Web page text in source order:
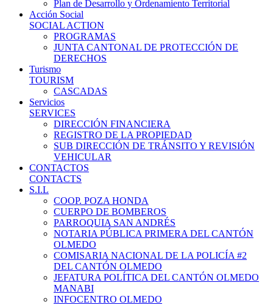
Plan de Desarrollo y Ordenamiento Territorial
Acción Social
SOCIAL ACTION
PROGRAMAS
JUNTA CANTONAL DE PROTECCIÓN DE
DERECHOS
Turismo
TOURISM
CASCADAS
Servicios
SERVICES
DIRECCIÓN FINANCIERA
REGISTRO DE LA PROPIEDAD
SUB DIRECCIÓN DE TRÁNSITO Y REVISIÓN
VEHICULAR
CONTACTOS
CONTACTS
S.I.L
COOP. POZA HONDA
CUERPO DE BOMBEROS
PARROQUIA SAN ANDRÉS
NOTARIA PÚBLICA PRIMERA DEL CANTÓN
OLMEDO
COMISARIA NACIONAL DE LA POLICÍA #2
DEL CANTÓN OLMEDO
JEFATURA POLÍTICA DEL CANTÓN OLMEDO
MANABI
INFOCENTRO OLMEDO